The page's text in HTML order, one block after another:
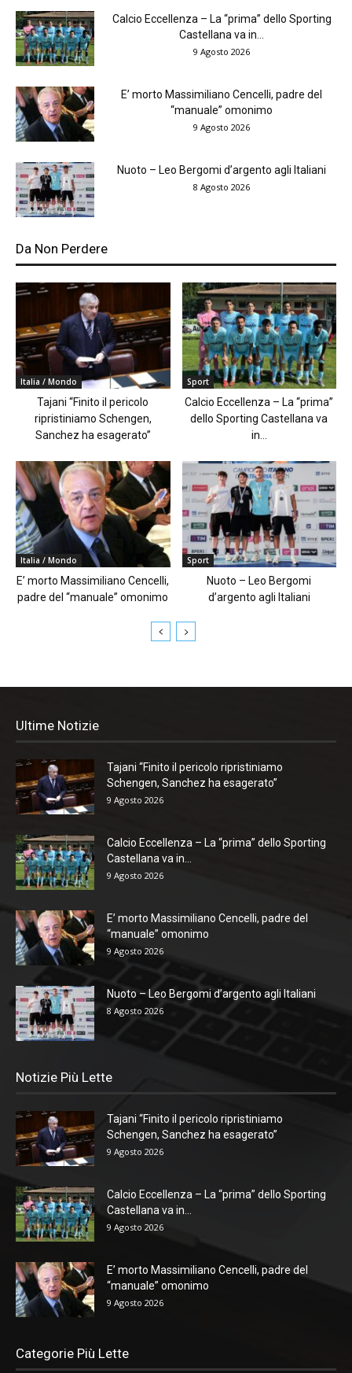
Calcio Eccellenza – La “prima” dello Sporting
Castellana va in...
9 Agosto 2026
E’ morto Massimiliano Cencelli, padre del
“manuale” omonimo
9 Agosto 2026
Nuoto – Leo Bergomi d’argento agli Italiani
8 Agosto 2026
Da Non Perdere
Italia / Mondo
Tajani “Finito il pericolo
ripristiniamo Schengen,
Sanchez ha esagerato”
Sport
Calcio Eccellenza – La “prima”
dello Sporting Castellana va
in...
Italia / Mondo
E’ morto Massimiliano Cencelli,
padre del “manuale” omonimo
Sport
Nuoto – Leo Bergomi
d’argento agli Italiani
Ultime Notizie
Tajani “Finito il pericolo ripristiniamo
Schengen, Sanchez ha esagerato”
9 Agosto 2026
Calcio Eccellenza – La “prima” dello Sporting
Castellana va in...
9 Agosto 2026
E’ morto Massimiliano Cencelli, padre del
“manuale” omonimo
9 Agosto 2026
Nuoto – Leo Bergomi d’argento agli Italiani
8 Agosto 2026
Notizie Più Lette
Tajani “Finito il pericolo ripristiniamo
Schengen, Sanchez ha esagerato”
9 Agosto 2026
Calcio Eccellenza – La “prima” dello Sporting
Castellana va in...
9 Agosto 2026
E’ morto Massimiliano Cencelli, padre del
“manuale” omonimo
9 Agosto 2026
Categorie Più Lette